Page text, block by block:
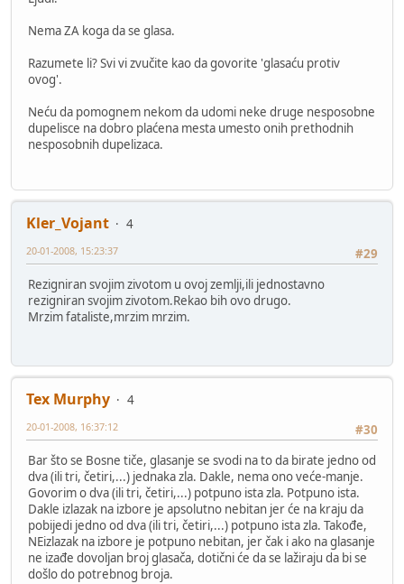
Nema ZA koga da se glasa.
Razumete li? Svi vi zvučite kao da govorite 'glasaću protiv
ovog'.
Neću da pomognem nekom da udomi neke druge nesposobne
dupelisce na dobro plaćena mesta umesto onih prethodnih
nesposobnih dupelizaca.
Kler_Vojant
4
#29
20-01-2008, 15:23:37
Rezigniran svojim zivotom u ovoj zemlji,ili jednostavno
rezigniran svojim zivotom.Rekao bih ovo drugo.
Mrzim fataliste,mrzim mrzim.
Tex Murphy
4
#30
20-01-2008, 16:37:12
Bar što se Bosne tiče, glasanje se svodi na to da birate jedno od
dva (ili tri, četiri,...) jednaka zla. Dakle, nema ono veće-manje.
Govorim o dva (ili tri, četiri,...) potpuno ista zla. Potpuno ista.
Dakle izlazak na izbore je apsolutno nebitan jer će na kraju da
pobijedi jedno od dva (ili tri, četiri,...) potpuno ista zla. Takođe,
NEizlazak na izbore je potpuno nebitan, jer čak i ako na glasanje
ne izađe dovoljan broj glasača, dotični će da se lažiraju da bi se
došlo do potrebnog broja.